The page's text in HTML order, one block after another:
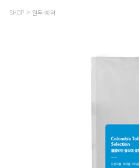
SHOP 원두-예약